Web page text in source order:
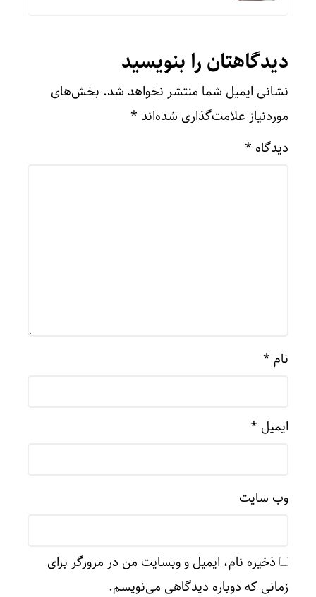
دیدگاهتان را بنویسید
نشانی ایمیل شما منتشر نخواهد شد. بخش‌های
موردنیاز علامت‌گذاری شده‌اند *
دیدگاه *
نام *
ایمیل *
وب‌ سایت
ذخیره نام، ایمیل و وبسایت من در مرورگر برای
زمانی که دوباره دیدگاهی می‌نویسم.